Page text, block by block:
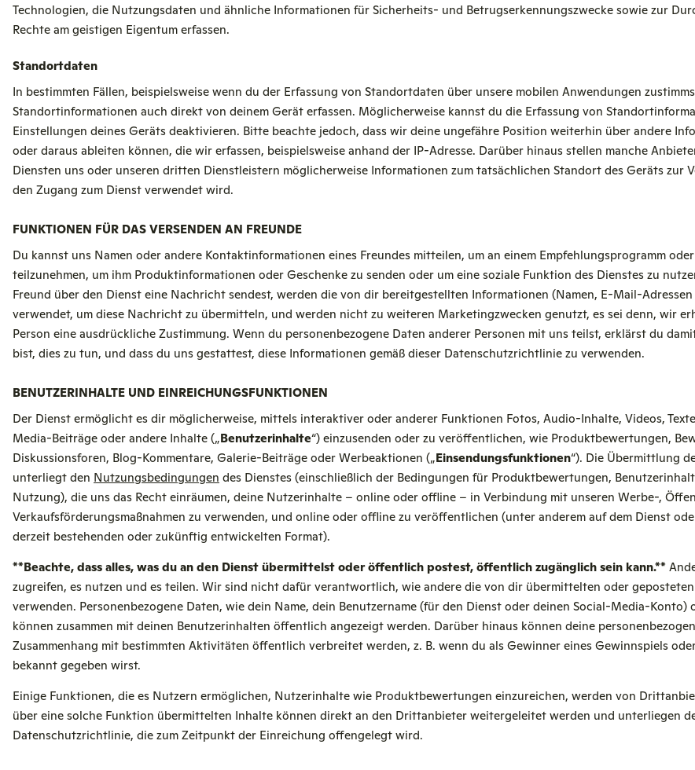
Technologien, die Nutzungsdaten und ähnliche Informationen für Sicherheits- und Betrugserkennungszwecke sowie zur
Rechte am geistigen Eigentum erfassen.
Standortdaten
In bestimmten Fällen, beispielsweise wenn du der Erfassung von Standortdaten über unsere mobilen Anwendungen
Standortinformationen auch direkt von deinem Gerät erfassen. Möglicherweise kannst du die Erfassung von
Einstellungen deines Geräts deaktivieren. Bitte beachte jedoch, dass wir deine ungefähre Position weiterhin über andere
oder daraus ableiten können, die wir erfassen, beispielsweise anhand der IP-Adresse. Darüber hinaus stellen manche
Diensten uns oder unseren dritten Dienstleistern möglicherweise Informationen zum tatsächlichen Standort des Geräts zur
den Zugang zum Dienst verwendet wird.
FUNKTIONEN FÜR DAS VERSENDEN AN FREUNDE
Du kannst uns Namen oder andere Kontaktinformationen eines Freundes mitteilen, um an einem Empfehlungsprogramm
teilzunehmen, um ihm Produktinformationen oder Geschenke zu senden oder um eine soziale Funktion des Dienstes zu
Freund über den Dienst eine Nachricht sendest, werden die von dir bereitgestellten Informationen (Namen, E-Mail-Adressen
verwendet, um diese Nachricht zu übermitteln, und werden nicht zu weiteren Marketingzwecken genutzt, es sei denn, wir
Person eine ausdrückliche Zustimmung. Wenn du personenbezogene Daten anderer Personen mit uns teilst, erklärst du
bist, dies zu tun, und dass du uns gestattest, diese Informationen gemäß dieser Datenschutzrichtlinie zu verwenden.
BENUTZERINHALTE UND EINREICHUNGSFUNKTIONEN
Der Dienst ermöglicht es dir möglicherweise, mittels interaktiver oder anderer Funktionen Fotos, Audio-Inhalte, Videos,
Media-Beiträge oder andere Inhalte („Benutzerinhalte“) einzusenden oder zu veröffentlichen, wie Produktbewertungen,
Diskussionsforen, Blog-Kommentare, Galerie-Beiträge oder Werbeaktionen („Einsendungsfunktionen“). Die Übermittlung
unterliegt den Nutzungsbedingungen des Dienstes (einschließlich der Bedingungen für Produktbewertungen,
Nutzung), die uns das Recht einräumen, deine Nutzerinhalte – online oder offline – in Verbindung mit unseren Werbe-,
Verkaufsförderungsmaßnahmen zu verwenden, und online oder offline zu veröffentlichen (unter anderem auf dem Dienst
derzeit bestehenden oder zukünftig entwickelten Format).
**Beachte, dass alles, was du an den Dienst übermittelst oder öffentlich postest, öffentlich zugänglich sein kann.**
zugreifen, es nutzen und es teilen. Wir sind nicht dafür verantwortlich, wie andere die von dir übermittelten oder
verwenden. Personenbezogene Daten, wie dein Name, dein Benutzername (für den Dienst oder deinen Social-Media-Konto)
können zusammen mit deinen Benutzerinhalten öffentlich angezeigt werden. Darüber hinaus können deine
Zusammenhang mit bestimmten Aktivitäten öffentlich verbreitet werden, z. B. wenn du als Gewinner eines Gewinnspiels
bekannt gegeben wirst.
Einige Funktionen, die es Nutzern ermöglichen, Nutzerinhalte wie Produktbewertungen einzureichen, werden von
über eine solche Funktion übermittelten Inhalte können direkt an den Drittanbieter weitergeleitet werden und unterliegen
Datenschutzrichtlinie, die zum Zeitpunkt der Einreichung offengelegt wird.